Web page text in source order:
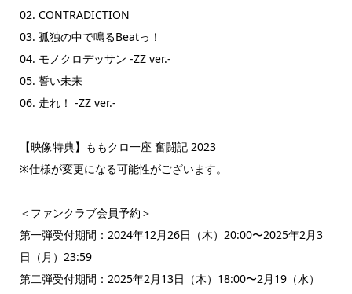
02. CONTRADICTION
03. 孤独の中で鳴るBeatっ！
04. モノクロデッサン -ZZ ver.-
05. 誓い未来
06. 走れ！ -ZZ ver.-
【映像特典】ももクロ一座 奮闘記 2023
※仕様が変更になる可能性がございます。
＜ファンクラブ会員予約＞
第一弾受付期間：2024年12月26日（木）20:00〜2025年2月3
日（月）23:59
第二弾受付期間：2025年2月13日（木）18:00〜2月19（水）